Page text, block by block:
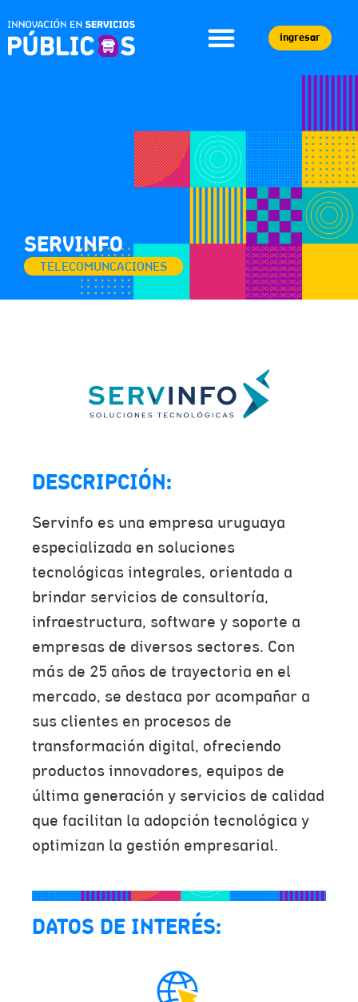
ingresar
SERVINFO
TELECOMUNCACIONES
DESCRIPCIÓN:
Servinfo es una empresa uruguaya
especializada en soluciones
tecnológicas integrales, orientada a
brindar servicios de consultoría,
infraestructura, software y soporte a
empresas de diversos sectores. Con
más de 25 años de trayectoria en el
mercado, se destaca por acompañar a
sus clientes en procesos de
transformación digital, ofreciendo
productos innovadores, equipos de
última generación y servicios de calidad
que facilitan la adopción tecnológica y
optimizan la gestión empresarial.
DATOS DE INTERÉS: